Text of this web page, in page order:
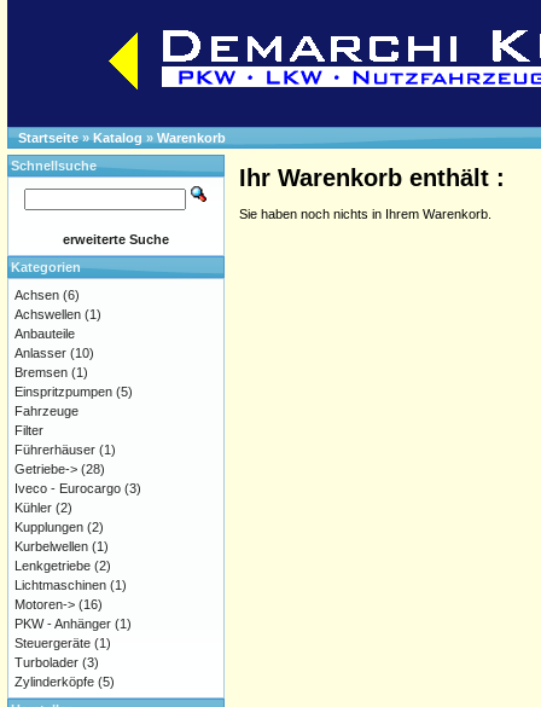
Startseite»Katalog » Warenkorb
Ihr Warenkorb enthält :
Sie haben noch nichts in Ihrem Warenkorb.
Schnellsuche
erweiterte Suche
Kategorien
Achsen (6)
Achswellen (1)
Anbauteile
Anlasser (10)
Bremsen (1)
Einspritzpumpen (5)
Fahrzeuge
Filter
Führerhäuser (1)
Getriebe-> (28)
Iveco - Eurocargo (3)
Kühler (2)
Kupplungen (2)
Kurbelwellen (1)
Lenkgetriebe (2)
Lichtmaschinen (1)
Motoren-> (16)
PKW - Anhänger (1)
Steuergeräte (1)
Turbolader (3)
Zylinderköpfe (5)